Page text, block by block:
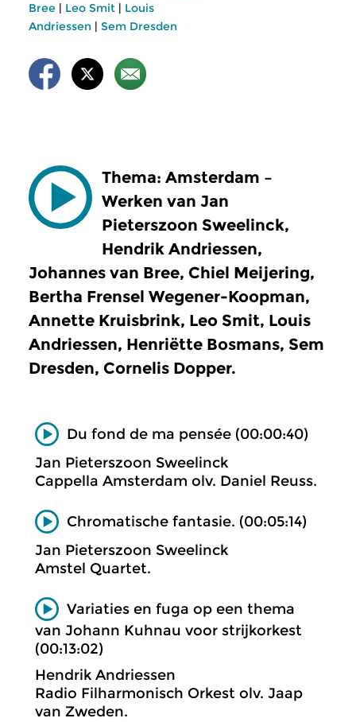
Bree | Leo Smit | Louis
Andriessen | Sem Dresden
Thema: Amsterdam –
Werken van Jan
Pieterszoon Sweelinck,
Hendrik Andriessen,
Johannes van Bree, Chiel Meijering,
Bertha Frensel Wegener-Koopman,
Annette Kruisbrink, Leo Smit, Louis
Andriessen, Henriëtte Bosmans, Sem
Dresden, Cornelis Dopper.
Du fond de ma pensée (00:00:40)
Jan Pieterszoon Sweelinck
Cappella Amsterdam olv. Daniel Reuss.
Chromatische fantasie. (00:05:14)
Jan Pieterszoon Sweelinck
Amstel Quartet.
Variaties en fuga op een thema
van Johann Kuhnau voor strijkorkest
(00:13:02)
Hendrik Andriessen
Radio Filharmonisch Orkest olv. Jaap
van Zweden.